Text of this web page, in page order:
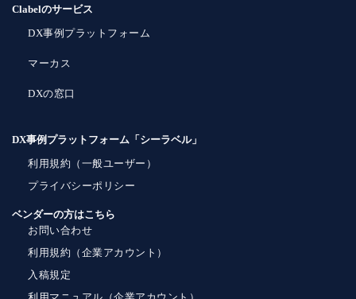
Clabelのサービス
DX事例プラットフォーム
マーカス
DXの窓口
DX事例プラットフォーム「シーラベル」
利用規約（一般ユーザー）
プライバシーポリシー
ベンダーの方はこちら
お問い合わせ
利用規約（企業アカウント）
入稿規定